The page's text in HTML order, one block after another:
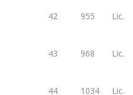
42 955 Lic.
43 968 Lic.
44 1034 Lic.